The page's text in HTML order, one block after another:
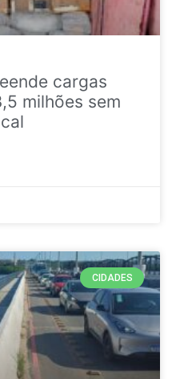
cargas
milhões sem
CIDADES